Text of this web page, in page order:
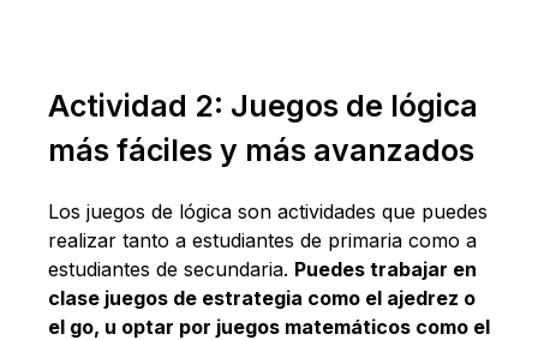
Actividad 2: Juegos de lógica
más fáciles y más avanzados
Los juegos de lógica son actividades que puedes
realizar tanto a estudiantes de primaria como a
estudiantes de secundaria. Puedes trabajar en
clase juegos de estrategia como el ajedrez o
el go, u optar por juegos matemáticos como el